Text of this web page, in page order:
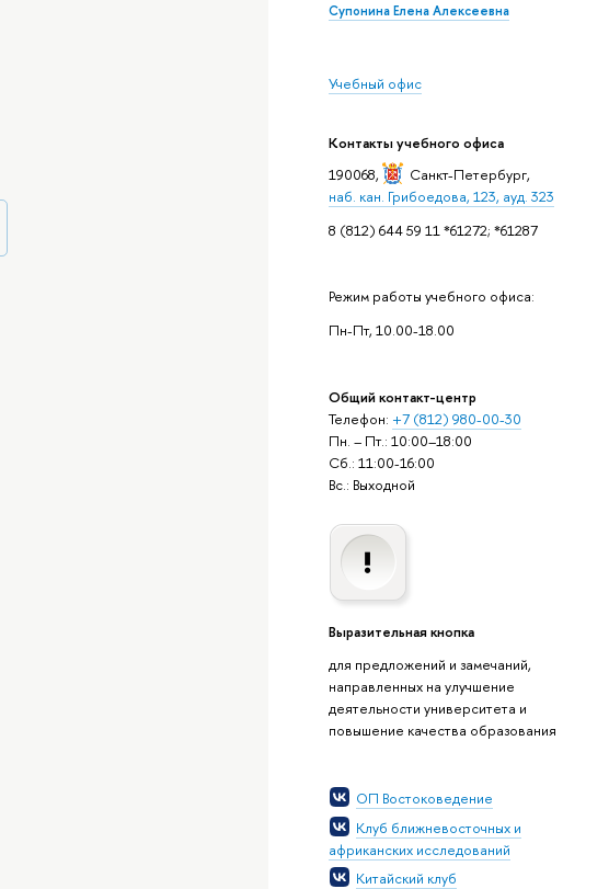
Супонина Елена Алексеевна
Учебный офис
Контакты учебного офиса
190068,
Санкт-Петербург,
наб. кан. Грибоедова, 123, ауд. 323
8 (812) 644 59 11 *61272; *61287
Режим работы учебного офиса:
Пн-Пт, 10.00-18.00
Общий контакт-центр
Телефон: +7 (812) 980-00-30
Пн. – Пт.: 10:00–18:00
Сб.: 11:00-16:00
Вс.: Выходной
Выразительная кнопка
для предложений и замечаний,
направленных на улучшение
деятельности университета и
повышение качества образования
ОП Востоковедение
Клуб ближневосточных и
африканских исследований
Китайский клуб